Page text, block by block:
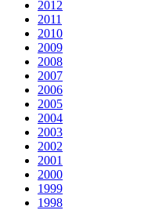
2012
2011
2010
2009
2008
2007
2006
2005
2004
2003
2002
2001
2000
1999
1998